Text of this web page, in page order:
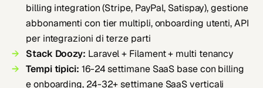
billing integration (Stripe, PayPal, Satispay), gestione
abbonamenti con tier multipli, onboarding utenti, API
per integrazioni di terze parti
Stack Doozy: Laravel + Filament + multi tenancy
Tempi tipici: 16-24 settimane SaaS base con billing
e onboarding, 24-32+ settimane SaaS verticali